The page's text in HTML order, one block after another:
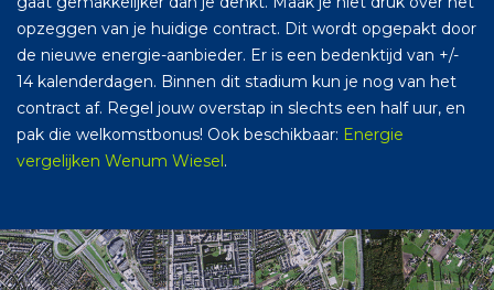
opzeggen van je huidige contract. Dit wordt opgepakt door
de nieuwe energie-aanbieder. Er is een bedenktijd van +/-
14 kalenderdagen. Binnen dit stadium kun je nog van het
contract af. Regel jouw overstap in slechts een half uur, en
pak die welkomstbonus! Ook beschikbaar: Energie
vergelijken Wenum Wiesel.